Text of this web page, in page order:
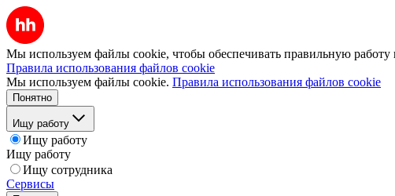
Мы используем файлы cookie, чтобы обеспечивать правильную работу
Правила использования файлов cookie
Мы используем файлы cookie. Правила использования файлов cookie
Понятно
Ищу работу
Ищу работу
Ищу работу
Ищу сотрудника
Сервисы